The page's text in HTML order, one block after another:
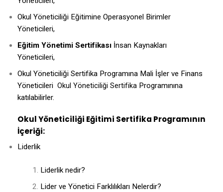
Okul Yöneticiliği Eğitimine Operasyonel Birimler
Yöneticileri,
Eğitim Yönetimi Sertifikası İnsan Kaynakları
Yöneticileri,
Okul Yöneticiliği Sertifika Programına Mali İşler ve Finans
Yöneticileri Okul Yöneticiliği Sertifika Programınına
katılabilirler.
Okul Yöneticiliği Eğitimi Sertifika Programının
İçeriği:
Liderlik
Liderlik nedir?
Lider ve Yönetici Farklılıkları Nelerdir?